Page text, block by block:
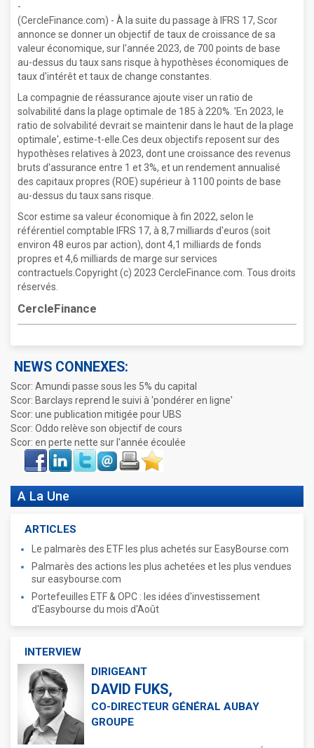
-
(CercleFinance.com) - À la suite du passage à IFRS 17, Scor
annonce se donner un objectif de taux de croissance de sa
valeur économique, sur l'année 2023, de 700 points de base
au-dessus du taux sans risque à hypothèses économiques de
taux d'intérêt et taux de change constantes.
La compagnie de réassurance ajoute viser un ratio de
solvabilité dans la plage optimale de 185 à 220%. 'En 2023, le
ratio de solvabilité devrait se maintenir dans le haut de la plage
optimale', estime-t-elle.Ces deux objectifs reposent sur des
hypothèses relatives à 2023, dont une croissance des revenus
bruts d'assurance entre 1 et 3%, et un rendement annualisé
des capitaux propres (ROE) supérieur à 1100 points de base
au-dessus du taux sans risque.
Scor estime sa valeur économique à fin 2022, selon le
référentiel comptable IFRS 17, à 8,7 milliards d'euros (soit
environ 48 euros par action), dont 4,1 milliards de fonds
propres et 4,6 milliards de marge sur services
contractuels.Copyright (c) 2023 CercleFinance.com. Tous droits
réservés.
CercleFinance
NEWS CONNEXES:
Scor: Amundi passe sous les 5% du capital
Scor: Barclays reprend le suivi à 'pondérer en ligne'
Scor: une publication mitigée pour UBS
Scor: Oddo relève son objectif de cours
Scor: en perte nette sur l'année écoulée
Face
book
LinkIn Twitter Envoyer ImprimerFavoris
A La Une
ARTICLES
Le palmarès des ETF les plus achetés sur EasyBourse.com
Palmarès des actions les plus achetées et les plus vendues
sur easybourse.com
Portefeuilles ETF & OPC : les idées d'investissement
d'Easybourse du mois d'Août
INTERVIEW
DIRIGEANT
DAVID FUKS,
CO-DIRECTEUR GÉNÉRAL AUBAY
GROUPE